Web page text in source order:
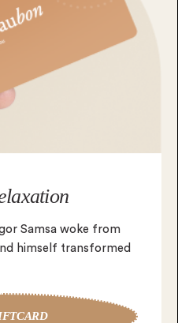
Samsa woke from
himself transformed